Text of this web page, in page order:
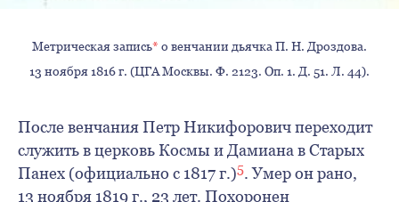
Метрическая запись* о венчании дьячка П. Н. Дроздова.
13 ноября 1816 г. (ЦГА Москвы. Ф. 2123. Оп. 1. Д. 51. Л. 44).
После венчания Петр Никифорович переходит
служить в церковь Космы и Дамиана в Старых
Панех (официально с 1817 г.)5. Умер он рано,
13 ноября 1819 г., 23 лет. Похоронен